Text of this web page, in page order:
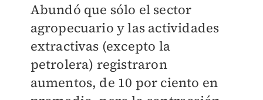
Abundó que sólo el sector
agropecuario y las actividades
extractivas (excepto la
petrolera) registraron
aumentos, de 10 por ciento en